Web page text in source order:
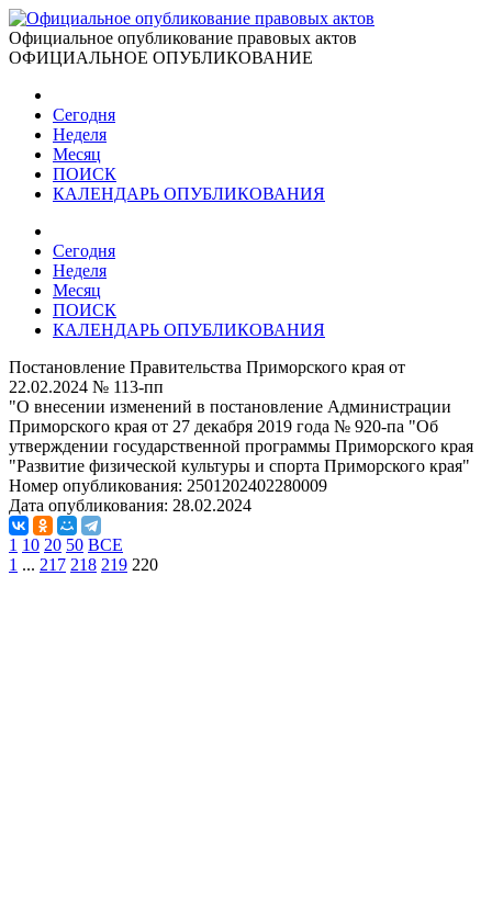
Официальное опубликование правовых актов
ОФИЦИАЛЬНОЕ ОПУБЛИКОВАНИЕ
Сегодня
Неделя
Месяц
ПОИСК
КАЛЕНДАРЬ ОПУБЛИКОВАНИЯ
Сегодня
Неделя
Месяц
ПОИСК
КАЛЕНДАРЬ ОПУБЛИКОВАНИЯ
Постановление Правительства Приморского края от
22.02.2024 № 113-пп
"О внесении изменений в постановление Администрации
Приморского края от 27 декабря 2019 года № 920-па "Об
утверждении государственной программы Приморского края
"Развитие физической культуры и спорта Приморского края"
Номер опубликования: 2501202402280009
Дата опубликования: 28.02.2024
1 10 20 50 ВСЕ
1 ... 217 218 219 220